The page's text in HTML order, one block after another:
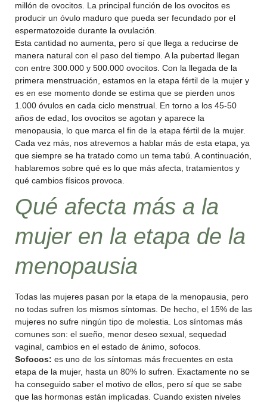
millón de ovocitos. La principal función de los ovocitos es
producir un óvulo maduro que pueda ser fecundado por el
espermatozoide durante la ovulación.
Esta cantidad no aumenta, pero sí que llega a reducirse de
manera natural con el paso del tiempo. A la pubertad llegan
con entre 300.000 y 500.000 ovocitos. Con la llegada de la
primera menstruación, estamos en la etapa fértil de la mujer y
es en ese momento donde se estima que se pierden unos
1.000 óvulos en cada ciclo menstrual. En torno a los 45-50
años de edad, los ovocitos se agotan y aparece la
menopausia, lo que marca el fin de la etapa fértil de la mujer.
Cada vez más, nos atrevemos a hablar más de esta etapa, ya
que siempre se ha tratado como un tema tabú. A continuación,
hablaremos sobre qué es lo que más afecta, tratamientos y
qué cambios físicos provoca.
Qué afecta más a la
mujer en la etapa de la
menopausia
Todas las mujeres pasan por la etapa de la menopausia, pero
no todas sufren los mismos síntomas. De hecho, el 15% de las
mujeres no sufre ningún tipo de molestia. Los síntomas más
comunes son: el sueño, menor deseo sexual, sequedad
vaginal, cambios en el estado de ánimo, sofocos.
Sofocos: es uno de los síntomas más frecuentes en esta
etapa de la mujer, hasta un 80% lo sufren. Exactamente no se
ha conseguido saber el motivo de ellos, pero sí que se sabe
que las hormonas están implicadas. Cuando existen niveles